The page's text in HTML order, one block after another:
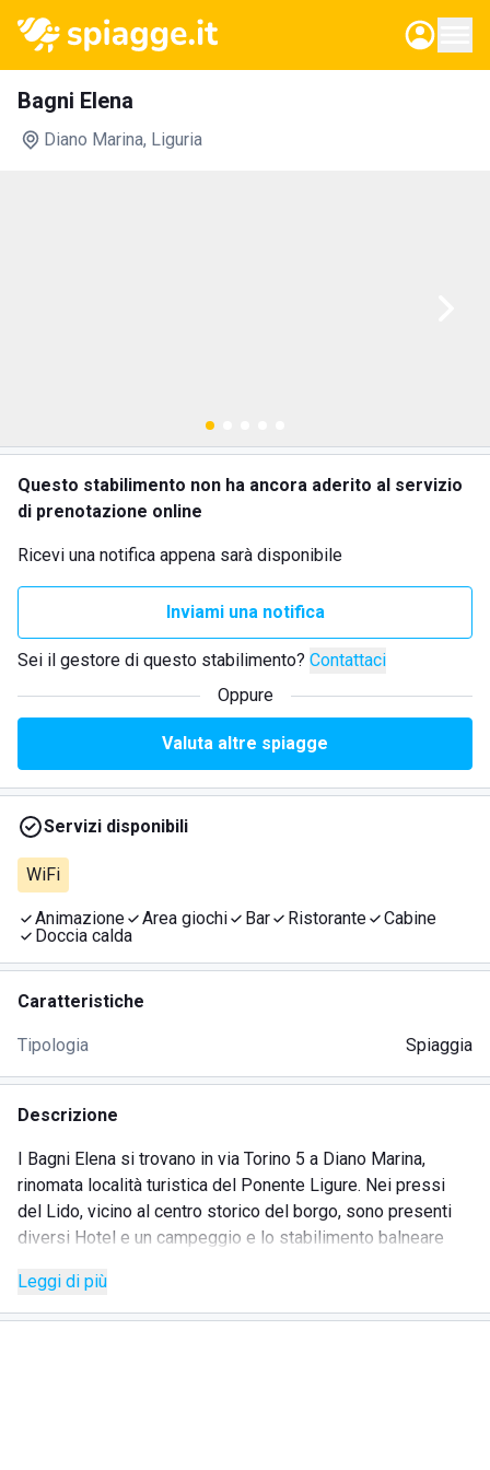
Bagni Elena
Diano Marina, Liguria
Questo stabilimento non ha ancora aderito al servizio
di prenotazione online
Ricevi una notifica appena sarà disponibile
Inviami una notifica
Sei il gestore di questo stabilimento? Contattaci
Oppure
Valuta altre spiagge
Servizi disponibili
WiFi
Animazione Area giochi Bar Ristorante
Cabine
Doccia calda
Caratteristiche
Tipologia Spiaggia
Descrizione
I Bagni Elena si trovano in via Torino 5 a Diano Marina,
rinomata località turistica del Ponente Ligure. Nei pressi
del Lido, vicino al centro storico del borgo, sono presenti
diversi Hotel e un campeggio e lo stabilimento balneare
sono a disposizione di chi utilizza l'auto. La zona è molto
apprezzata per la bellezza delle sue aree naturali che
Leggi di più